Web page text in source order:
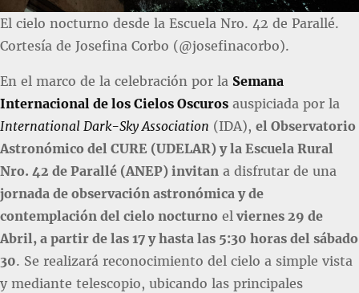
El cielo nocturno desde la Escuela Nro. 42 de Parallé.
Cortesía de Josefina Corbo (@josefinacorbo).
En el marco de la celebración por la Semana
Internacional de los Cielos Oscuros auspiciada por la
International Dark-Sky Association (IDA), el Observatorio
Astronómico del CURE (UDELAR) y la Escuela Rural
Nro. 42 de Parallé (ANEP) invitan a disfrutar de una
jornada de observación astronómica y de
contemplación del cielo nocturno el viernes 29 de
Abril, a partir de las 17 y hasta las 5:30 horas del sábado
30. Se realizará reconocimiento del cielo a simple vista
y mediante telescopio, ubicando las principales